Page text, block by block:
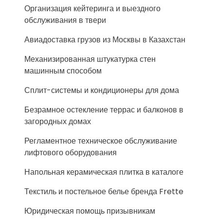
Организация кейтеринга и выездного
обслуживания в твери
Авиадоставка грузов из Москвы в Казахстан
Механизированная штукатурка стен
машинным способом
Сплит-системы и кондиционеры для дома
Безрамное остекление террас и балконов в
загородных домах
Регламентное техническое обслуживание
лифтового оборудования
Напольная керамическая плитка в каталоге
Текстиль и постельное белье бренда Frette
Юридическая помощь призывникам